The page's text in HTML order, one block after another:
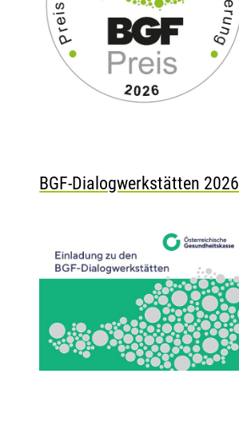
BGF-Dialogwerkstätten 2026